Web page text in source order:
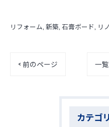
リフォーム 新築 石膏ボード リ
< 前のページ 一
カテゴ